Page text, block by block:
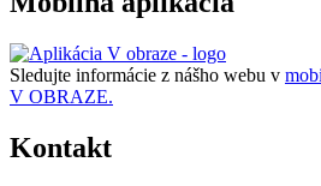
Sledujte informácie z nášho webu v
V OBRAZE.
Kontakt